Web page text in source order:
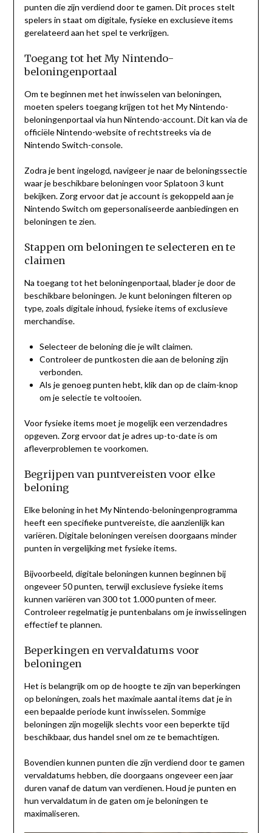
punten die zijn verdiend door te gamen. Dit proces stelt
spelers in staat om digitale, fysieke en exclusieve items
gerelateerd aan het spel te verkrijgen.
Toegang tot het My Nintendo-
beloningenportaal
Om te beginnen met het inwisselen van beloningen,
moeten spelers toegang krijgen tot het My Nintendo-
beloningenportaal via hun Nintendo-account. Dit kan via de
officiële Nintendo-website of rechtstreeks via de
Nintendo Switch-console.
Zodra je bent ingelogd, navigeer je naar de beloningssectie
waar je beschikbare beloningen voor Splatoon 3 kunt
bekijken. Zorg ervoor dat je account is gekoppeld aan je
Nintendo Switch om gepersonaliseerde aanbiedingen en
beloningen te zien.
Stappen om beloningen te selecteren en te
claimen
Na toegang tot het beloningenportaal, blader je door de
beschikbare beloningen. Je kunt beloningen filteren op
type, zoals digitale inhoud, fysieke items of exclusieve
merchandise.
Selecteer de beloning die je wilt claimen.
Controleer de puntkosten die aan de beloning zijn
verbonden.
Als je genoeg punten hebt, klik dan op de claim-knop
om je selectie te voltooien.
Voor fysieke items moet je mogelijk een verzendadres
opgeven. Zorg ervoor dat je adres up-to-date is om
afleverproblemen te voorkomen.
Begrijpen van puntvereisten voor elke
beloning
Elke beloning in het My Nintendo-beloningenprogramma
heeft een specifieke puntvereiste, die aanzienlijk kan
variëren. Digitale beloningen vereisen doorgaans minder
punten in vergelijking met fysieke items.
Bijvoorbeeld, digitale beloningen kunnen beginnen bij
ongeveer 50 punten, terwijl exclusieve fysieke items
kunnen variëren van 300 tot 1.000 punten of meer.
Controleer regelmatig je puntenbalans om je inwisselingen
effectief te plannen.
Beperkingen en vervaldatums voor
beloningen
Het is belangrijk om op de hoogte te zijn van beperkingen
op beloningen, zoals het maximale aantal items dat je in
een bepaalde periode kunt inwisselen. Sommige
beloningen zijn mogelijk slechts voor een beperkte tijd
beschikbaar, dus handel snel om ze te bemachtigen.
Bovendien kunnen punten die zijn verdiend door te gamen
vervaldatums hebben, die doorgaans ongeveer een jaar
duren vanaf de datum van verdienen. Houd je punten en
hun vervaldatum in de gaten om je beloningen te
maximaliseren.